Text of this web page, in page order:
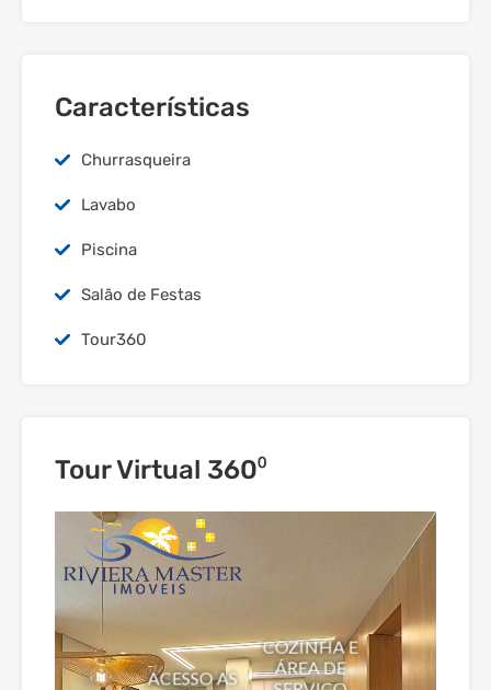
Características
Churrasqueira
Lavabo
Piscina
Salão de Festas
Tour360
Tour Virtual 360⁰